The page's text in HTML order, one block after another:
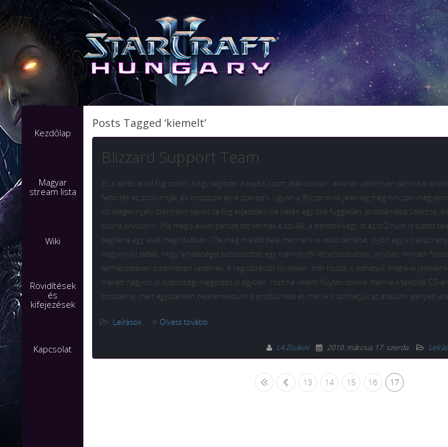
Kezdőlap
Magyar
stream lista
Wiki
Rövidítések
és
kifejezések
Kapcsolat
Posts Tagged ‘kiemelt’
Blizzard Support Team
Ez a leírás arról fog szólni, hogy segítsen a bajba jutott játékosokon, akiknek valamilyen technikai
feltörték az accountját, és visszaszeretné szerezni. Ugyan a Blizzardnak jelenleg még nincsen
kis idegennyelv szerintem senkit se fog elijeszteni ha netán egy tőle független problémába ütközne,
tudna orvosolni. (Ha mégis akkor persze ott vannak a szülők, a barátok vagy itt az sc2.hu-n is biztos
segítene egy levél megírásában.) De még mielőtt bele mennénk a valós témába, jöjjön egy kis
nagyon jól tették, hogy lehetőséget biztosítottak egy main profil létréhozásában, amiben minden
természetesen bizalmasan kezelnek. A regisztrációt követően már hozzá is adhatjuk meglévő
mellett nagyon jó biztonsági megoldás is egyben. Hisz ha valami folytán tönkre menne a telepítő CD-
probléma, mert egyszerűen bejelentkezünk a profilunkba és már le is tölthetjük az általunk igényelt
Leírások Olvass tovább
L4.ZsukoV 2010. március 17. szerda.
« 13 14 15 16 17